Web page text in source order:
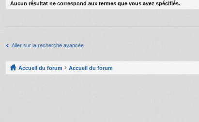
Aucun résultat ne correspond aux termes que vous avez spécifiés.
Aller sur la recherche avancée
Accueil du forum Accueil du forum